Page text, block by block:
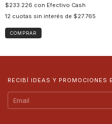
$233.226 con Efectivo Cash
12 cuotas sin interés de $27.765
COMPRAR
RECIBÍ IDEAS Y PROMOCIONES